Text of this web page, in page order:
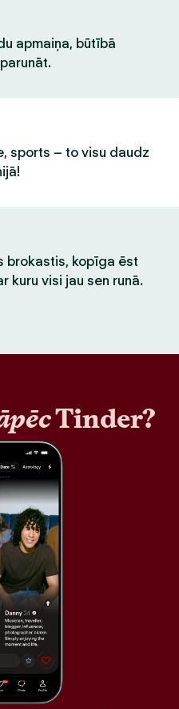
apmaiņa, būtībā
sports – to visu daudz
brokastis, kopīga ēst
kuru visi jau sen runā.
Tinder?